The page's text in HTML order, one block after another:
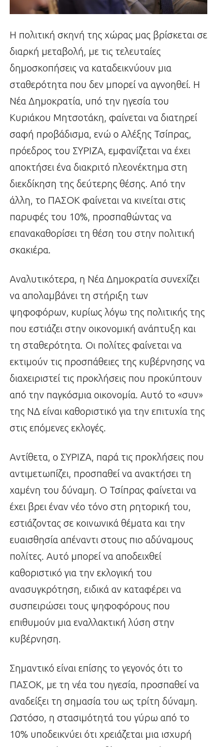
Η πολιτική σκηνή της χώρας μας βρίσκεται σε
διαρκή μεταβολή, με τις τελευταίες
δημοσκοπήσεις να καταδεικνύουν μια
σταθερότητα που δεν μπορεί να αγνοηθεί. Η
Νέα Δημοκρατία, υπό την ηγεσία του
Κυριάκου Μητσοτάκη, φαίνεται να διατηρεί
σαφή προβάδισμα, ενώ ο Αλέξης Τσίπρας,
πρόεδρος του ΣΥΡΙΖΑ, εμφανίζεται να έχει
αποκτήσει ένα διακριτό πλεονέκτημα στη
διεκδίκηση της δεύτερης θέσης. Από την
άλλη, το ΠΑΣΟΚ φαίνεται να κινείται στις
παρυφές του 10%, προσπαθώντας να
επανακαθορίσει τη θέση του στην πολιτική
σκακιέρα.
Αναλυτικότερα, η Νέα Δημοκρατία συνεχίζει
να απολαμβάνει τη στήριξη των
ψηφοφόρων, κυρίως λόγω της πολιτικής της
που εστιάζει στην οικονομική ανάπτυξη και
τη σταθερότητα. Οι πολίτες φαίνεται να
εκτιμούν τις προσπάθειες της κυβέρνησης να
διαχειριστεί τις προκλήσεις που προκύπτουν
από την παγκόσμια οικονομία. Αυτό το «συν»
της ΝΔ είναι καθοριστικό για την επιτυχία της
στις επόμενες εκλογές.
Αντίθετα, ο ΣΥΡΙΖΑ, παρά τις προκλήσεις που
αντιμετωπίζει, προσπαθεί να ανακτήσει τη
χαμένη του δύναμη. Ο Τσίπρας φαίνεται να
έχει βρει έναν νέο τόνο στη ρητορική του,
εστιάζοντας σε κοινωνικά θέματα και την
ευαισθησία απέναντι στους πιο αδύναμους
πολίτες. Αυτό μπορεί να αποδειχθεί
καθοριστικό για την εκλογική του
ανασυγκρότηση, ειδικά αν καταφέρει να
συσπειρώσει τους ψηφοφόρους που
επιθυμούν μια εναλλακτική λύση στην
κυβέρνηση.
Σημαντικό είναι επίσης το γεγονός ότι το
ΠΑΣΟΚ, με τη νέα του ηγεσία, προσπαθεί να
αναδείξει τη σημασία του ως τρίτη δύναμη.
Ωστόσο, η στασιμότητά του γύρω από το
10% υποδεικνύει ότι χρειάζεται μια ισχυρή